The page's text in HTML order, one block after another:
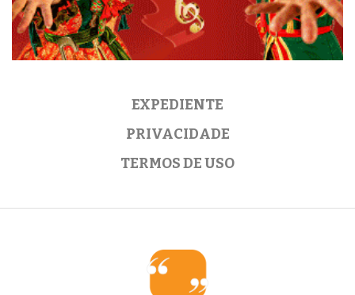
EXPEDIENTE
PRIVACIDADE
TERMOS DE USO